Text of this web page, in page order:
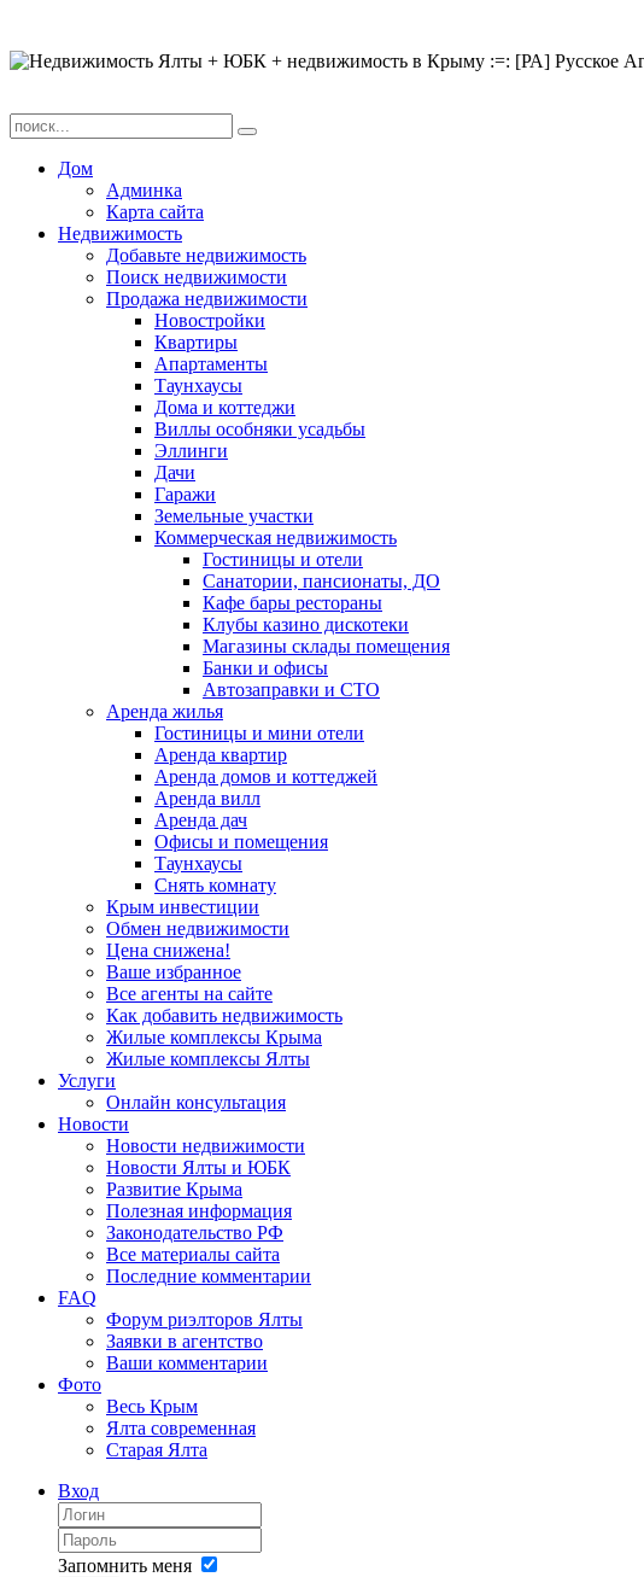
Дом
Админка
Карта сайта
Недвижимость
Добавьте недвижимость
Поиск недвижимости
Продажа недвижимости
Новостройки
Квартиры
Апартаменты
Таунхаусы
Дома и коттеджи
Виллы особняки усадьбы
Эллинги
Дачи
Гаражи
Земельные участки
Коммерческая недвижимость
Гостиницы и отели
Санатории, пансионаты, ДО
Кафе бары рестораны
Клубы казино дискотеки
Магазины склады помещения
Банки и офисы
Автозаправки и СТО
Аренда жилья
Гостиницы и мини отели
Аренда квартир
Аренда домов и коттеджей
Аренда вилл
Аренда дач
Офисы и помещения
Таунхаусы
Снять комнату
Крым инвестиции
Обмен недвижимости
Цена снижена!
Ваше избранное
Все агенты на сайте
Как добавить недвижимость
Жилые комплексы Крыма
Жилые комплексы Ялты
Услуги
Онлайн консультация
Новости
Новости недвижимости
Новости Ялты и ЮБК
Развитие Крыма
Полезная информация
Законодательство РФ
Все материалы сайта
Последние комментарии
FAQ
Форум риэлторов Ялты
Заявки в агентство
Ваши комментарии
Фото
Весь Крым
Ялта современная
Старая Ялта
Вход
Запомнить меня